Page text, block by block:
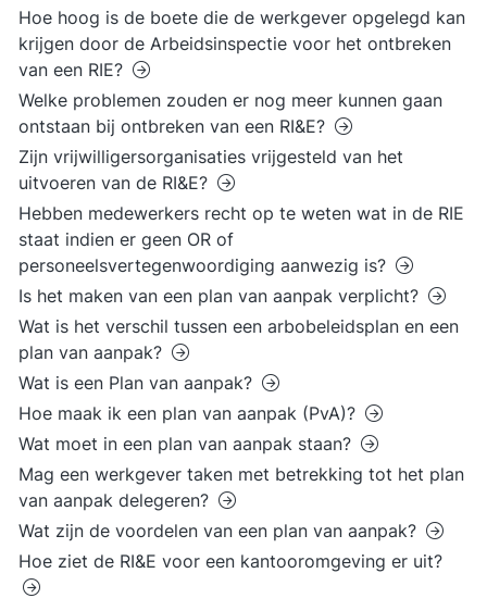
Hoe hoog is de boete die de werkgever opgelegd kan
krijgen door de Arbeidsinspectie voor het ontbreken
van een RIE?
Welke problemen zouden er nog meer kunnen gaan
ontstaan bij ontbreken van een RI&E?
Zijn vrijwilligersorganisaties vrijgesteld van het
uitvoeren van de RI&E?
Hebben medewerkers recht op te weten wat in de RIE
staat indien er geen OR of
personeelsvertegenwoordiging aanwezig is?
Is het maken van een plan van aanpak verplicht?
Wat is het verschil tussen een arbobeleidsplan en een
plan van aanpak?
Wat is een Plan van aanpak?
Hoe maak ik een plan van aanpak (PvA)?
Wat moet in een plan van aanpak staan?
Mag een werkgever taken met betrekking tot het plan
van aanpak delegeren?
Wat zijn de voordelen van een plan van aanpak?
Hoe ziet de RI&E voor een kantooromgeving er uit?